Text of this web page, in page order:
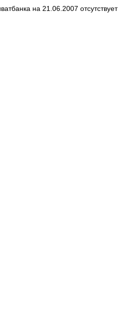
на 21.06.2007 отсутствует